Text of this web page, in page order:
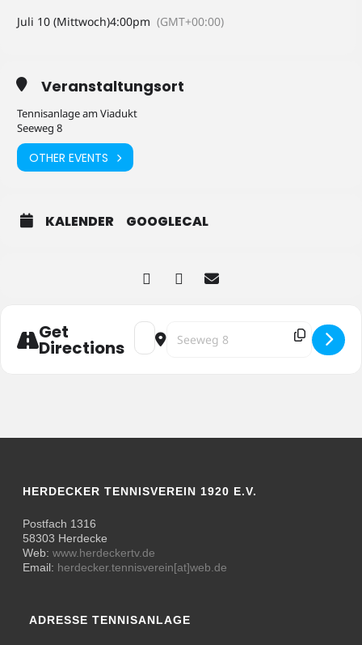
Juli 10 (Mittwoch)4:00pm (GMT+00:00)
Veranstaltungsort
Tennisanlage am Viadukt
Seeweg 8
OTHER EVENTS
KALENDER GOOGLECAL
Get
Directions
Address - Juniorinnen U12 HTV - TC
Destination Address - Juniorinnen
HERDECKER TENNISVEREIN 1920 E.V.
Postfach 1316
58303 Herdecke
Web:www.herdeckertv.de
Email: herdecker.tennisverein[at]web.de
ADRESSE TENNISANLAGE